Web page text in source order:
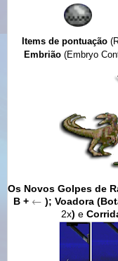
Items de pontuação
Embrião (Embryo
Os Novos Golpes de
B + ← ); Voadora
2x) e